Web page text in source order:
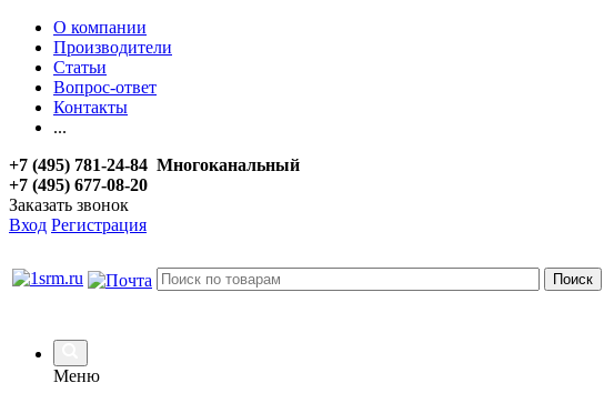
О компании
Производители
Статьи
Вопрос-ответ
Контакты
...
+7 (495) 781-24-84 Многоканальный
+7 (495) 677-08-20
Заказать звонок
Вход Регистрация
Меню